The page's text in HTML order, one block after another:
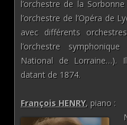
l’orchestre de la
l’orchestre de l’Opéra de
avec différents
l’orchestre
National de Lorraine…).
datant de 1874.
François HENRY, piano :